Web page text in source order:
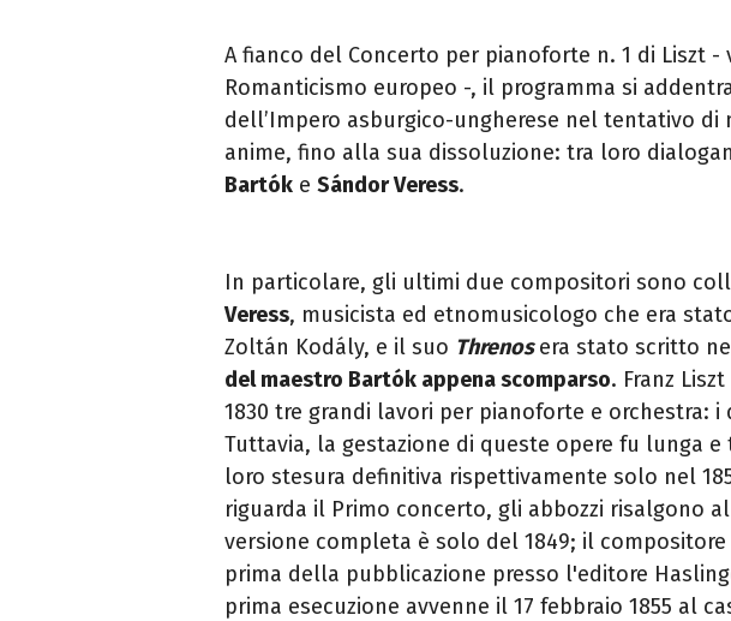
A fianco del Concerto per pianoforte n. 1 di Liszt
Romanticismo europeo -, il programma si
dell’Impero asburgico-ungherese nel tentativo di
anime, fino alla sua dissoluzione: tra loro
Bartók e Sándor Veress.
In particolare, gli ultimi due compositori sono
Veress, musicista ed etnomusicologo che era
Zoltán Kodály, e il suo Threnosera stato scritto
del maestro Bartók appena scomparso. Franz
1830 tre grandi lavori per pianoforte e orchestra: i
Tuttavia, la gestazione di queste opere fu lunga
loro stesura definitiva rispettivamente solo nel
riguarda il Primo concerto, gli abbozzi risalgono
versione completa è solo del 1849; il
prima della pubblicazione presso l'editore
prima esecuzione avvenne il 17 febbraio 1855 al